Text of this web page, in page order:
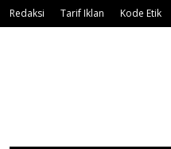
Redaksi Tarif Iklan Kode Etik